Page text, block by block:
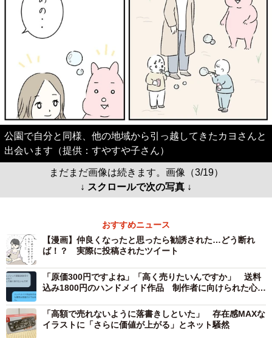
公園で自分と同様、他の地域から引っ越してきたカヨさんと
出会います（提供：すやすや子さん）
まだまだ画像は続きます。画像（3/19）
↓ スクロールで次の写真 ↓
おすすめニュース
【漫画】仲良くなったと思ったら勧誘された…どう断れ
ば！？ 実際に投稿されたツイート
「原価300円ですよね」「高く売りたいんですか」 送料
込み1800円のハンドメイド作品 制作者に向けられた心な
「高額で売れないように落書きしといた」 存在感MAXな
イラストに「さらに価値が上がる」とネット騒然